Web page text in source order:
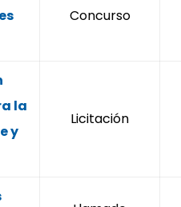
Concurso
la
y
Licitación